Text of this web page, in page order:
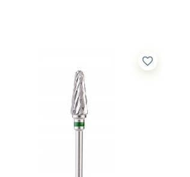
favorite_border